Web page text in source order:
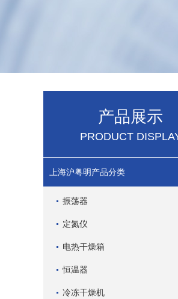
产品展示
PRODUCT
上海沪粤明产品分类
振荡器
定氮仪
电热干燥箱
恒温器
冷冻干燥机